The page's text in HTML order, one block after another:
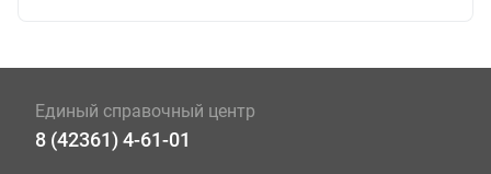
Единый справочный центр
8 (42361) 4-61-01